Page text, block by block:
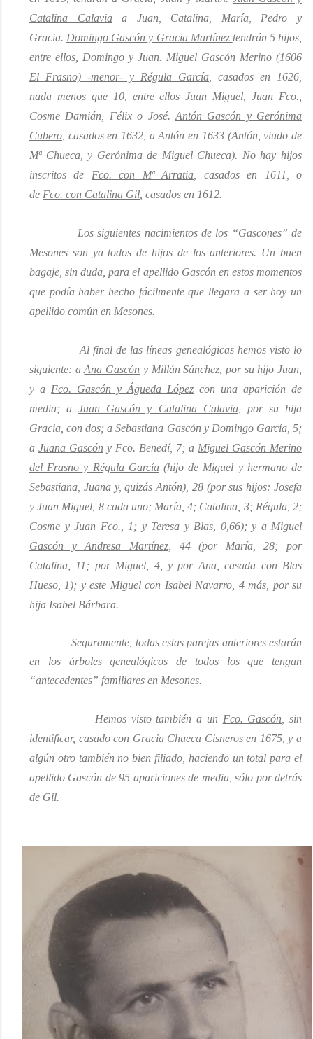
Catalina Calaviaa Juan, Catalina, María, Pedro y
Gracia. Domingo Gascón y Gracia Martínez tendrán 5 hijos,
entre ellos, Domingo y Juan. Miguel Gascón Merino (1606
El Frasno) -menor- y Régula García , casados en 1626,
nada menos que 10, entre ellos Juan Miguel, Juan Fco.,
Cosme Damián, Félix o José. Antón Gascón y Gerónima
Cubero , casados en 1632, a Antón en 1633 (Antón, viudo de
Mª Chueca, y Gerónima de Miguel Chueca). No hay hijos
inscritos de Fco. con Mª Arratia , casados en 1611, o
de Fco. con Catalina Gil , casados en 1612.
Los siguientes nacimientos de los “Gascones” de
Mesones son ya todos de hijos de los anteriores. Un buen
bagaje, sin duda, para el apellido Gascón en estos momentos
que podía haber hecho fácilmente que llegara a ser hoy un
apellido común en Mesones.
Al final de las líneas genealógicas hemos visto lo
siguiente: aAna Gascón y Millán Sánchez, por su hijo Juan,
y a Fco. Gascón y Águeda López con una aparición de
media; aJuan Gascón y Catalina Calavia, por su hija
Gracia, con dos; aSebastiana Gascón y Domingo García, 5;
a Juana Gascón y Fco. Benedí, 7; a Miguel Gascón Merino
del Frasno y Régula García(hijo de Miguel y hermano de
Sebastiana, Juana y, quizás Antón), 28 (por sus hijos: Josefa
y Juan Miguel, 8cada uno; María, 4; Catalina, 3; Régula, 2;
Cosme y Juan Fco., 1; y Teresa y Blas, 0,66); y a Miguel
Gascón y Andresa Martínez, 44 (por María, 28; por
Catalina, 11; por Miguel, 4, y por Ana, casada con Blas
Hueso, 1); y este Miguel con Isabel Navarro , 4 más , por su
hija Isabel Bárbara.
Seguramente, todas estas parejas anteriores estarán
en los árboles genealógicos de todos los que tengan
“antecedentes” familiares en Mesones.
Hemos vistotambiéna un Fco. Gascón ,sin
identificar, casado con Gracia Chueca Cisneros en 1675, y a
algún otro también no bien filiado, haciendo un total para el
apellido Gascón de 95 apariciones de media, sólo por detrás
de Gil.